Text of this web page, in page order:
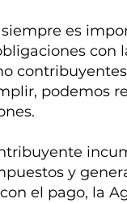
es
con
podemos
y
el pago, la